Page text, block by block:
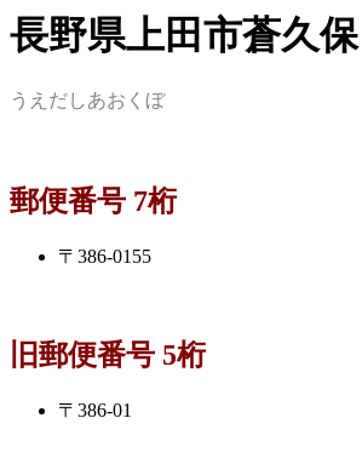
長野県上田市蒼久保
うえだしあおくぼ
郵便番号 7桁
〒386-0155
旧郵便番号 5桁
〒386-01